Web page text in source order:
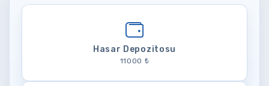
Hasar Depozitosu
11000 ₺